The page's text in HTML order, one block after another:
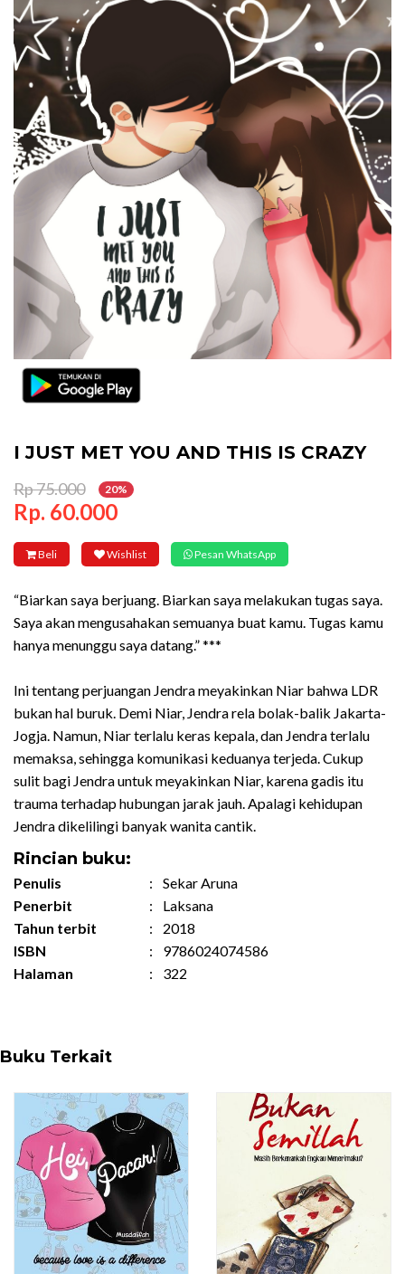
I JUST MET YOU AND THIS IS CRAZY
Rp 75.000 20%
Rp. 60.000
Beli Wishlist Pesan WhatsApp
“Biarkan saya berjuang. Biarkan saya melakukan tugas saya.
Saya akan mengusahakan semuanya buat kamu. Tugas kamu
hanya menunggu saya datang.” ***
Ini tentang perjuangan Jendra meyakinkan Niar bahwa LDR
bukan hal buruk. Demi Niar, Jendra rela bolak-balik Jakarta-
Jogja. Namun, Niar terlalu keras kepala, dan Jendra terlalu
memaksa, sehingga komunikasi keduanya terjeda. Cukup
sulit bagi Jendra untuk meyakinkan Niar, karena gadis itu
trauma terhadap hubungan jarak jauh. Apalagi kehidupan
Jendra dikelilingi banyak wanita cantik.
Rincian buku:
Penulis :
Sekar Aruna
Penerbit
:
Laksana
Tahun terbit
:
2018
ISBN
:
9786024074586
Halaman
: 322
Buku Terkait